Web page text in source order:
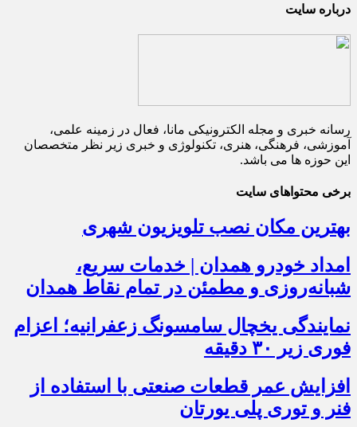
درباره سایت
رسانه خبری و مجله الکترونیکی مانا، فعال در زمینه علمی،
آموزشی، فرهنگی، هنری، تکنولوژی و خبری زیر نظر متخصصان
این حوزه ها می باشد.
برخی محتواهای سایت
بهترین مکان نصب تلویزیون شهری
امداد خودرو همدان | خدمات سریع،
شبانه‌روزی و مطمئن در تمام نقاط همدان
نمایندگی یخچال سامسونگ زعفرانیه؛ اعزام
فوری زیر ۳۰ دقیقه
افزایش عمر قطعات صنعتی با استفاده از
فنر و توری پلی یورتان